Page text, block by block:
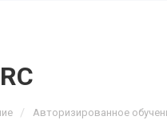
/ Авторизированное